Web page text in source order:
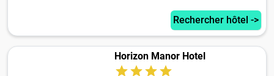
Rechercher hôtel ->
Horizon Manor Hotel